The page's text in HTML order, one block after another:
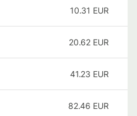
10.31 EUR
20.62 EUR
41.23 EUR
82.46 EUR